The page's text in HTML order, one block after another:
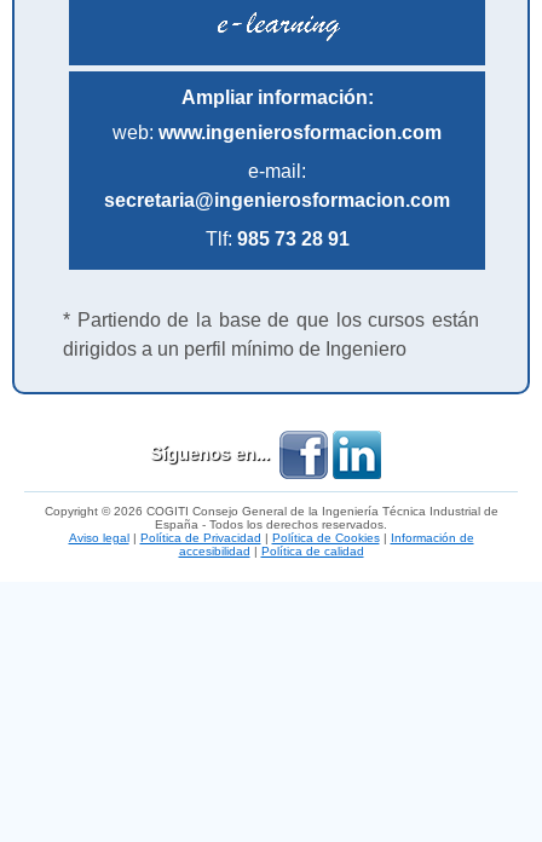
Ampliar información:
web: www.ingenierosformacion.com
e-mail:
secretaria@ingenierosformacion.com
Tlf: 985 73 28 91
* Partiendo de la base de que los cursos están
dirigidos a un perfil mínimo de Ingeniero
Síguenos en...
Copyright © 2026 COGITI Consejo General de la Ingeniería Técnica Industrial de
España - Todos los derechos reservados.
Aviso legal
Política de Privacidad Política de Cookies|
Información de
accesibilidad
Política de calidad